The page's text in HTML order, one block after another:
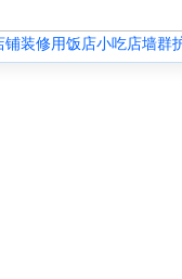
装修用饭店小吃店墙群